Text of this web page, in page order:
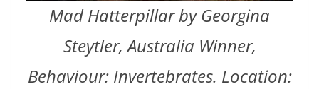
Mad Hatterpillar by Georgina
Steytler, Australia Winner,
Behaviour: Invertebrates. Location: